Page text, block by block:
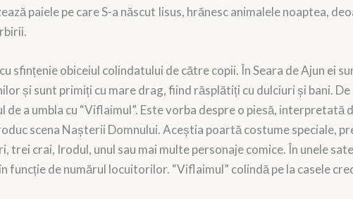
paiele pe care S-a născut Iisus, hrănesc animalele noaptea,
sfințenie obiceiul colindatului de către copii. În Seara de Ajun ei
și sunt primiți cu mare drag, fiind răsplătiți cu dulciuri și bani.
a umbla cu “Viflaimul”. Este vorba despre o piesă, interpretată
scena Nașterii Domnului. Aceștia poartă costume speciale,
trei crai, Irodul, unul sau mai multe personaje comice. În unele
funcție de numărul locuitorilor. “Viflaimul” colindă pe la casele